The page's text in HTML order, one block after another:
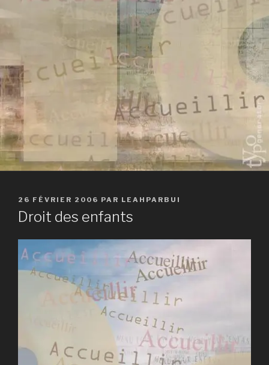
PUBLIÉ
LE
26 FÉVRIER 2006 PAR LEAHPARBUI
Droit des enfants